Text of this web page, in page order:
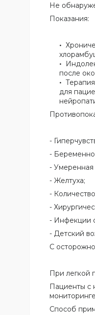
Не
Показания:
после
для
-
-
- Умеренная
- Желтуха;
-
-
- Инфекции
- Детский
С
При легкой
Пациенты с
Способ